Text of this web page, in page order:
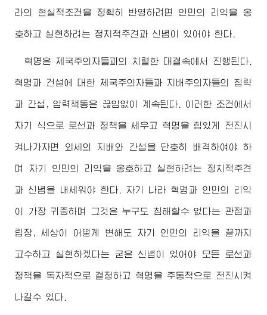
라의 현실적조건을 정확히 반영하려면 인민의 리익을 옹
호하고 실현하려는 정치적주견과 신념이 있어야 한다.
혁명은 제국주의자들과의 치렬한 대결속에서 진행된다.
혁명과 건설에 대한 제국주의자들과 지배주의자들의 침략
과 간섭, 압력책동은 끊임없이 계속된다. 이러한 조건에서
자기 식으로 로선과 정책을 세우고 혁명을 힘있게 전진시
켜나가자면 외세의 지배와 간섭을 단호히 배격하여야 하
며 자기 인민의 리익을 옹호하고 실현하려는 정치적주견
과 신념을 내세워야 한다. 자기 나라 혁명과 인민의 리익
이 가장 귀중하며 그것은 누구도 침해할수 없다는 관점과
립장, 세상이 어떻게 변해도 자기 인민의 리익을 끝까지
고수하고 실현하겠다는 굳은 신념이 있어야 모든 로선과
정책을 독자적으로 결정하고 혁명을 주동적으로 전진시켜
나갈수 있다.